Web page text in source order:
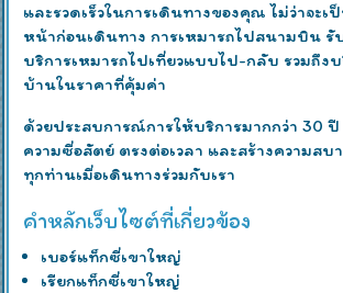
และรวดเร็วในการเดินทางของคุณ ไม่ว่าจะเ
หน้าก่อนเดินทาง การเหมารถไปสนามบิน
บริการเหมารถไปเที่ยวแบบไป-กลับ รวมถึง
บ้านในราคาที่คุ้มค่า
ด้วยประสบการณ์การให้บริการมากกว่า 30
ความซื่อสัตย์ ตรงต่อเวลา และสร้างความสบ
ทุกท่านเมื่อเดินทางร่วมกับเรา
คำหลักเว็บไซต์ที่เกี่ยวข้อง
เบอร์แท็กซี่เขาใหญ่
เรียกแท็กซี่เขาใหญ่